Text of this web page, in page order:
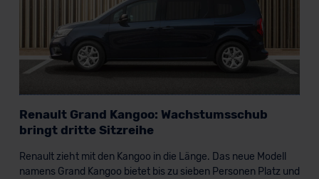
Renault Grand Kangoo: Wachstumsschub
bringt dritte Sitzreihe
Renault zieht mit den Kangoo in die Länge. Das neue Modell
namens Grand Kangoo bietet bis zu sieben Personen Platz und